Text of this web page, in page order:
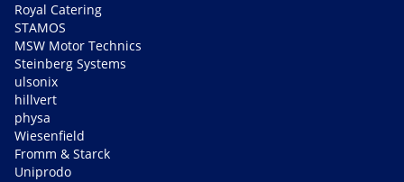
Royal Catering
STAMOS
MSW Motor Technics
Steinberg Systems
ulsonix
hillvert
physa
Wiesenfield
Fromm & Starck
Uniprodo